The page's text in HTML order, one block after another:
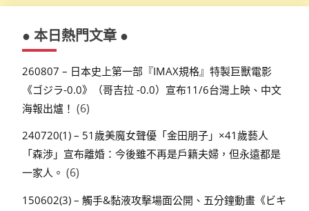
● 本日熱門文章 ●
260807 – 日本史上第一部『IMAX規格』特製巨獸電影
《ゴジラ-0.0》（哥吉拉 -0.0）宣布11/6台灣上映、中文
海報出爐！ (6)
240720(1) – 51歲美魔女聲優「金田朋子」×41歲藝人
「森渉」宣布離婚：今後雖不再是戶籍夫婦，但永遠都是
一家人。 (6)
150602(3) – 觸手&黏液攻擊場面公開、五分鐘動畫《ビキ